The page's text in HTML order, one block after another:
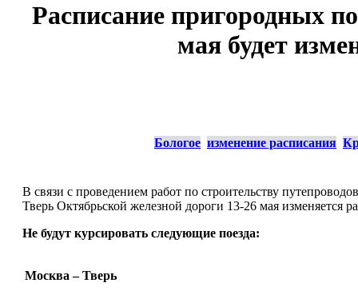
Расписание пригородных
мая будет
Бологое изменение расписания
В связи с проведением работ по строительству
Тверь Октябрьской железной дороги 13-26 мая изменяется
Не будут курсировать следующие поезда:
Москва – Тверь